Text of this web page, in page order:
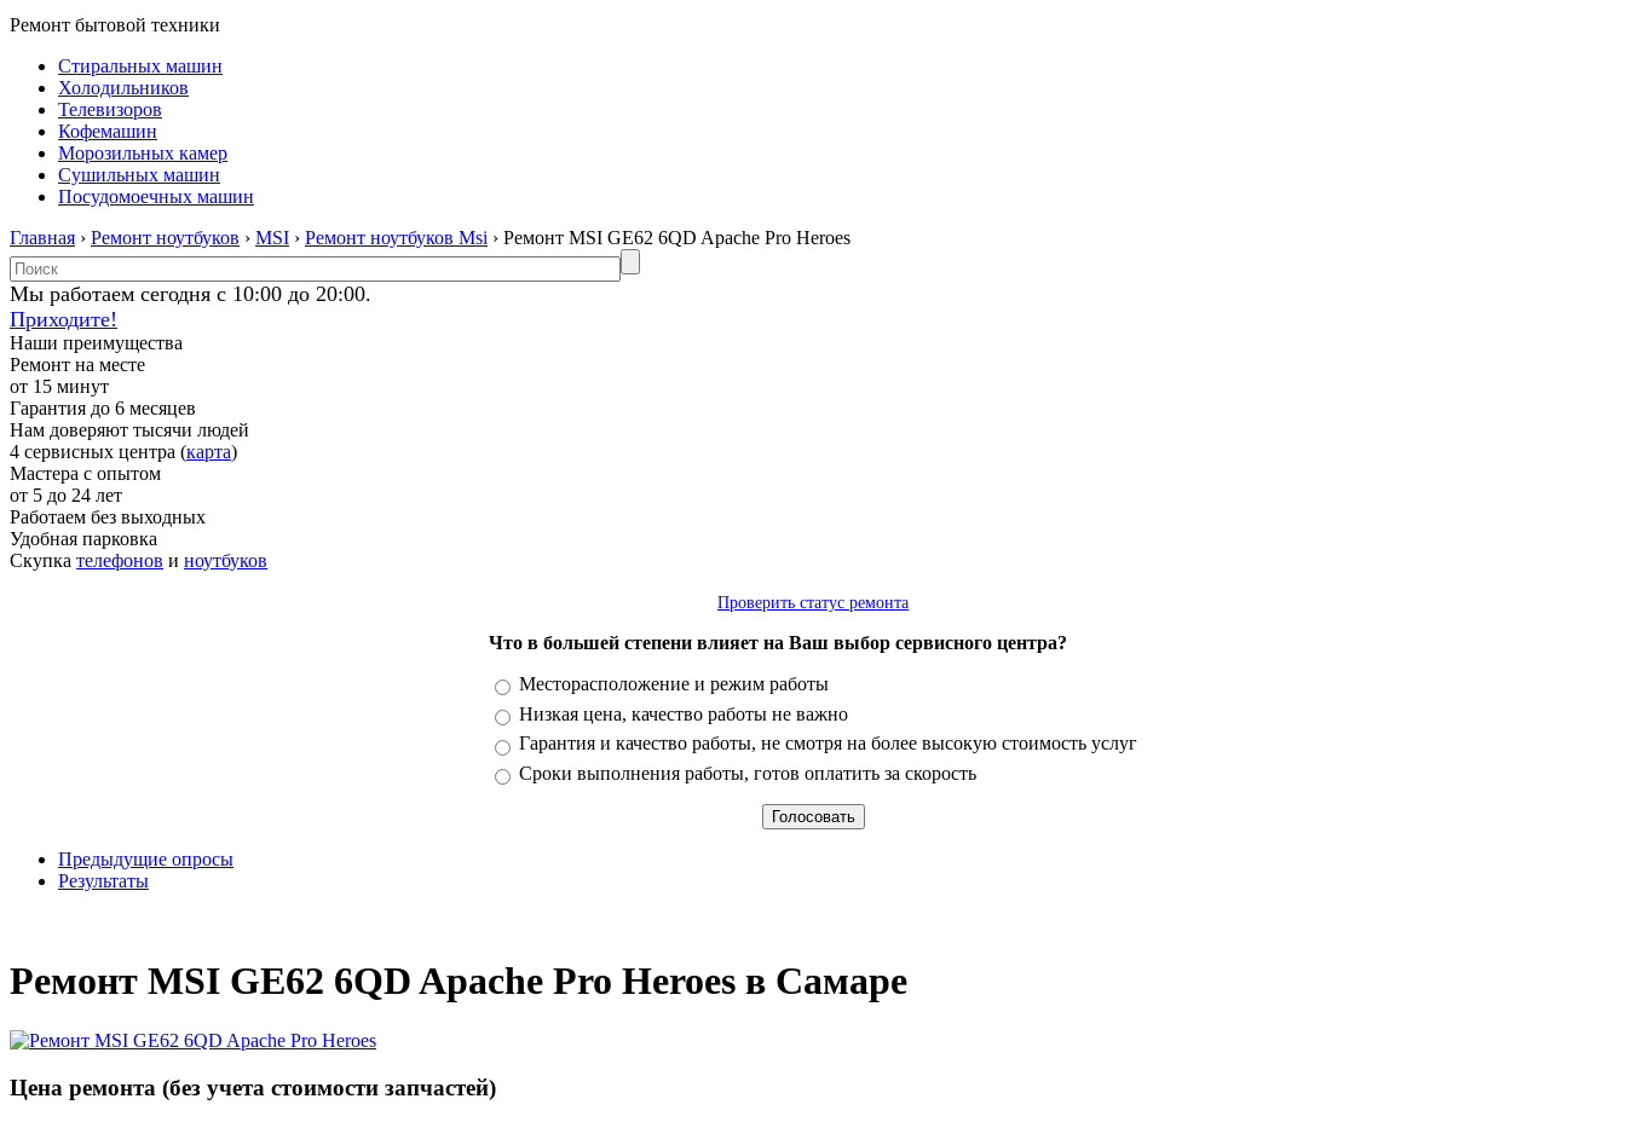
Ремонт бытовой техники
Стиральных машин
Холодильников
Телевизоров
Кофемашин
Морозильных камер
Сушильных машин
Посудомоечных машин
Главная › Ремонт ноутбуков › MSI › Ремонт ноутбуков Msi › Ремонт MSI GE62 6QD Apache Pro Heroes
Мы работаем сегодня с 10:00 до 20:00.
Приходите!
Наши преимущества
Ремонт на месте
от 15 минут
Гарантия до 6 месяцев
Нам доверяют тысячи людей
4 сервисных центра (карта)
Мастера с опытом
от 5 до 24 лет
Работаем без выходных
Удобная парковка
Скупка телефонов и ноутбуков
Проверить статус ремонта
Что в большей степени влияет на Ваш выбор сервисного центра?
Варианты
Месторасположение и режим работы
Низкая цена, качество работы не важно
Гарантия и качество работы, не смотря на более высокую стоимость услуг
Сроки выполнения работы, готов оплатить за скорость
Предыдущие опросы
Результаты
Ремонт MSI GE62 6QD Apache Pro Heroes в Самаре
Цена ремонта (без учета стоимости запчастей)